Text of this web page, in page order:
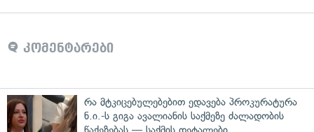
კომენტარები
რა მტკიცებულებებით ედავება პროკურატურა
ნ.ი.-ს გიგა ავალიანის საქმეზე ძალადობის